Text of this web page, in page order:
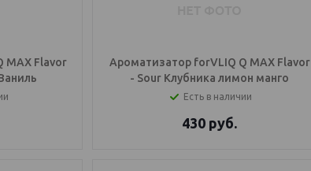
MAX Flavor
Ароматизатор forVLIQ Q MAX Flavor
- Sour Клубника лимон манго
Есть в наличии
430 руб.